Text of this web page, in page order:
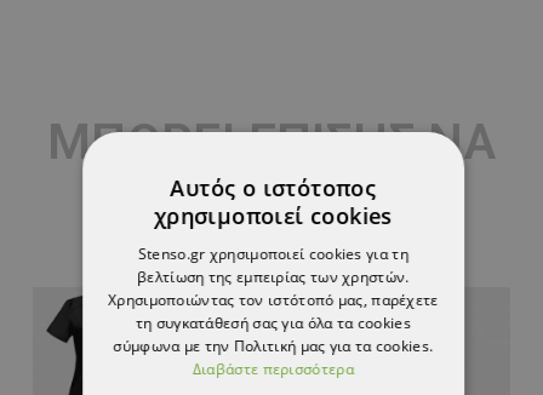
ΜΠΟΡΕΊ ΕΠΊΣΗΣ ΝΑ
ΣΑΣ ΑΡΈΣΟΥΝ
Αυτός ο ιστότοπος
χρησιμοποιεί cookies
Stenso.gr χρησιμοποιεί cookies για τη
βελτίωση της εμπειρίας των χρηστών.
Χρησιμοποιώντας τον ιστότοπό μας, παρέχετε
τη συγκατάθεσή σας για όλα τα cookies
σύμφωνα με την Πολιτική μας για τα cookies.
Διαβάστε περισσότερα